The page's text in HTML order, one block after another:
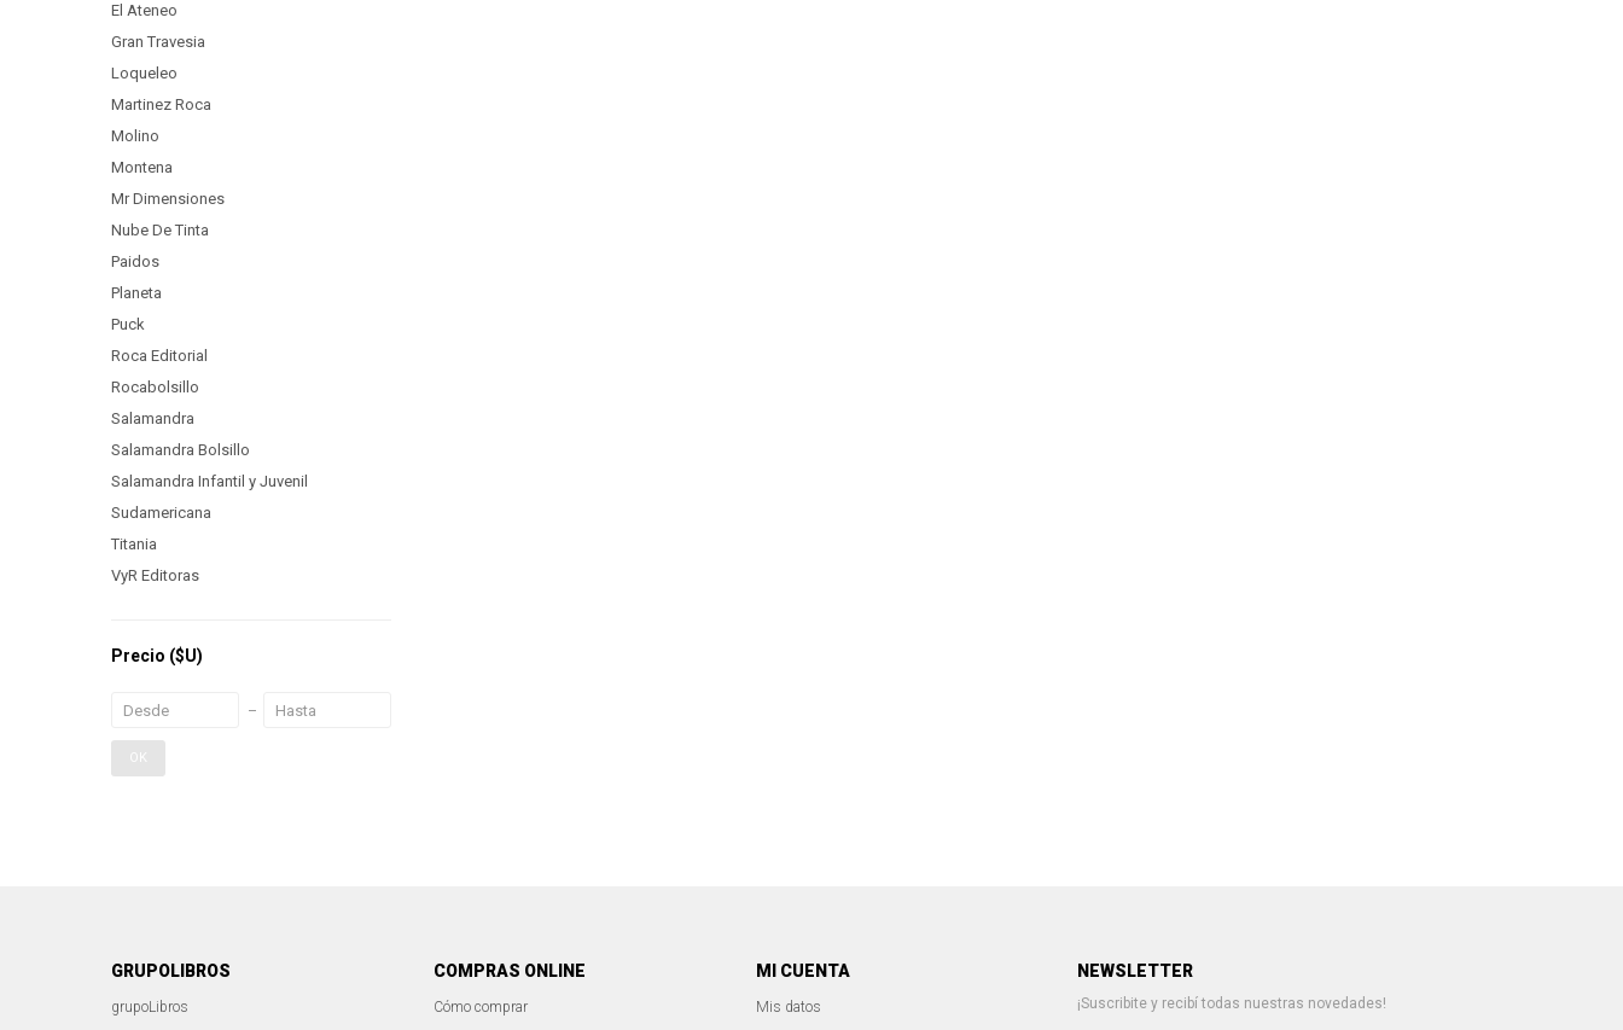
El Ateneo
Gran Travesia
Loqueleo
Martinez Roca
Molino
Montena
Mr Dimensiones
Nube De Tinta
Paidos
Planeta
Puck
Roca Editorial
Rocabolsillo
Salamandra
Salamandra Bolsillo
Salamandra Infantil y Juvenil
Sudamericana
Titania
VyR Editoras
Precio ($U)
OK
GRUPOLIBROS
grupoLibros
COMPRAS ONLINE
Cómo comprar
MI CUENTA
Mis datos
NEWSLETTER
¡Suscribite y recibí todas nuestras novedades!